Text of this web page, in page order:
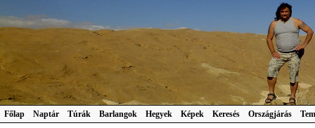
Főlap Naptár Túrák Barlangok Hegyek Képek Keresés Országjárás